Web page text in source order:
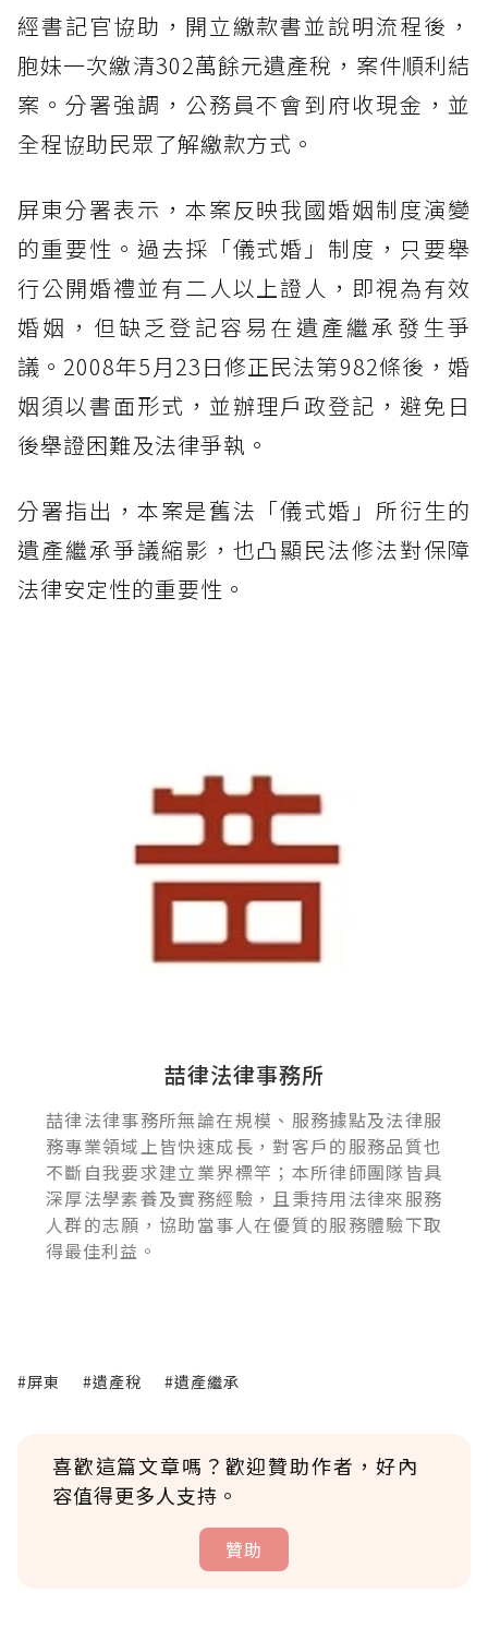
經書記官協助，開立繳款書並說明流程後，
胞妹一次繳清302萬餘元遺產稅，案件順利結
案。分署強調，公務員不會到府收現金，並
全程協助民眾了解繳款方式。
屏東分署表示，本案反映我國婚姻制度演變
的重要性。過去採「儀式婚」制度，只要舉
行公開婚禮並有二人以上證人，即視為有效
婚姻，但缺乏登記容易在遺產繼承發生爭
議。2008年5月23日修正民法第982條後，婚
姻須以書面形式，並辦理戶政登記，避免日
後舉證困難及法律爭執。
分署指出，本案是舊法「儀式婚」所衍生的
遺產繼承爭議縮影，也凸顯民法修法對保障
法律安定性的重要性。
喆律法律事務所
喆律法律事務所無論在規模、服務據點及法律服
務專業領域上皆快速成長，對客戶的服務品質也
不斷自我要求建立業界標竿；本所律師團隊皆具
深厚法學素養及實務經驗，且秉持用法律來服務
人群的志願，協助當事人在優質的服務體驗下取
得最佳利益。
#屏東 #遺產稅 #遺產繼承
喜歡這篇文章嗎？歡迎贊助作者，好內
容值得更多人支持。
贊助